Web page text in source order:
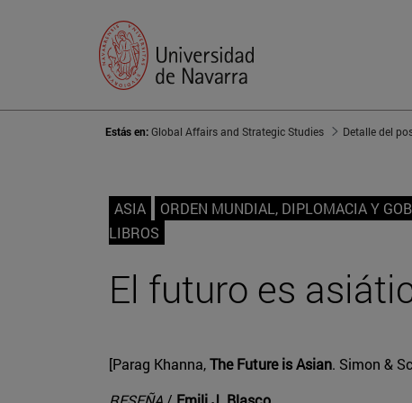
Estás en:Global Affairs and Strategic Studies Detalle del
ASIA ORDEN MUNDIAL, DIPLOMACIA Y
LIBROS
El futuro es
[Parag Khanna,The Future is Asian. Simon &